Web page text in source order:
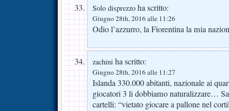
Solo disprezzo ha scritto:
Giugno 28th, 2016 alle 11:26
Odio l’azzurro, la Fiorentina la mia
zachini ha scritto:
Giugno 28th, 2016 alle 11:27
Islanda 330.000 abitanti, nazionale ai
giocatori 3 li dobbiamo naturalizzare…
cartelli: “vietato giocare a pallone nel